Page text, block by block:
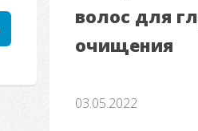
волос для
очищения
03.05.2022